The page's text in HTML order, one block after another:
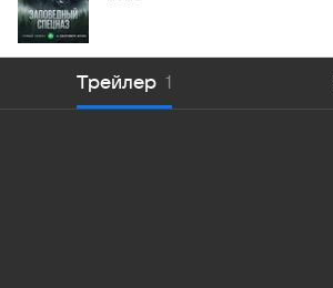
Трейлер 1